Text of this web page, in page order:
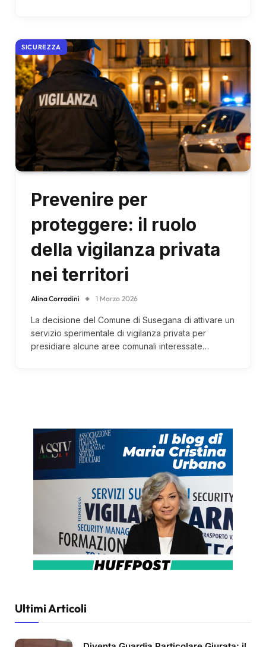
SICUREZZA
Prevenire per
proteggere: il ruolo
della vigilanza privata
nei territori
Alina Corradini 1 Marzo 2026
La decisione del Comune di Susegana di attivare un
servizio sperimentale di vigilanza privata per
presidiare alcune aree comunali interessate…
Ultimi Articoli